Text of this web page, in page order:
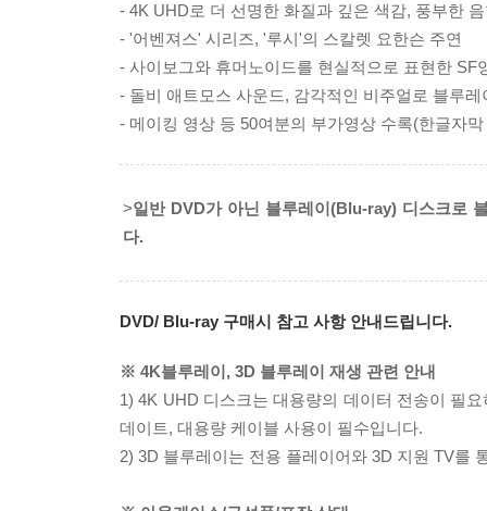
- 4K UHD로 더 선명한 화질과 깊은 색감, 풍부한
- '어벤져스' 시리즈, '루시'의 스칼렛 요한슨 주연
- 사이보그와 휴머노이드를 현실적으로 표현한
- 돌비 애트모스 사운드, 감각적인 비주얼로 블루
- 메이킹 영상 등 50여분의 부가영상 수록(한글자
>일반 DVD가 아닌 블루레이(Blu-ray) 디스크로
다.
DVD/ Blu-ray 구매시 참고 사항 안내드립니다.
※ 4K블루레이, 3D 블루레이 재생 관련 안내
1) 4K UHD 디스크는 대용량의 데이터 전송이 필
데이트, 대용량 케이블 사용이 필수입니다.
2) 3D 블루레이는 전용 플레이어와 3D 지원 TV를